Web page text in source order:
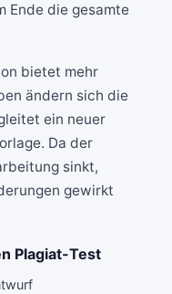
Ende die gesamte
bietet mehr
ändern sich die
ein neuer
Da der
sinkt,
gewirkt
Plagiat-Test